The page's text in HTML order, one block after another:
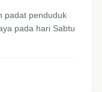
padat penduduk
pada hari Sabtu